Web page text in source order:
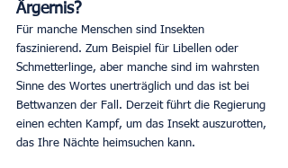
Ärgernis?
Für manche Menschen sind Insekten
faszinierend. Zum Beispiel für Libellen oder
Schmetterlinge, aber manche sind im wahrsten
Sinne des Wortes unerträglich und das ist bei
Bettwanzen der Fall. Derzeit führt die Regierung
einen echten Kampf, um das Insekt auszurotten,
das Ihre Nächte heimsuchen kann.